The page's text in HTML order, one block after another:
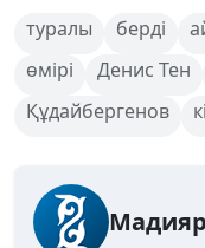
туралы берді
өмірі
Денис Тен
Құдайбергенов
Мадияр